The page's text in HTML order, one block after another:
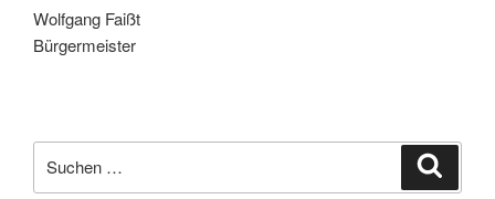
Wolfgang Faißt
Bürgermeister